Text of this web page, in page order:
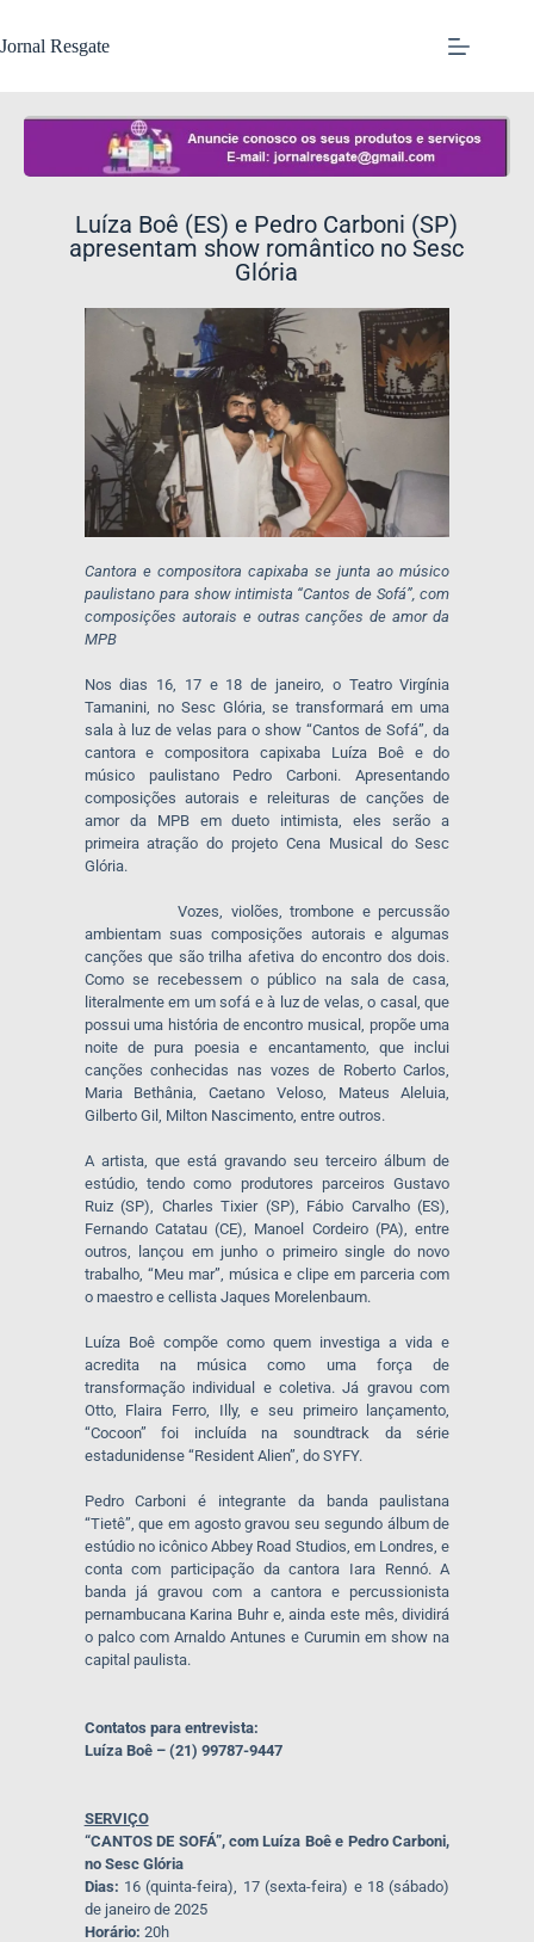
Jornal Resgate
Luíza Boê (ES) e Pedro Carboni (SP)
apresentam show romântico no Sesc
Glória
Cantora e compositora capixaba se junta ao músico
paulistano para show intimista “Cantos de Sofá”, com
composições autorais e outras canções de amor da
MPB
Nos dias 16, 17 e 18 de janeiro, o Teatro Virgínia
Tamanini, no Sesc Glória, se transformará em uma
sala à luz de velas para o show “Cantos de Sofá”, da
cantora e compositora capixaba Luíza Boê e do
músico paulistano Pedro Carboni. Apresentando
composições autorais e releituras de canções de
amor da MPB em dueto intimista, eles serão a
primeira atração do projeto Cena Musical do Sesc
Glória.
Vozes, violões, trombone e percussão
ambientam suas composições autorais e algumas
canções que são trilha afetiva do encontro dos dois.
Como se recebessem o público na sala de casa,
literalmente em um sofá e à luz de velas, o casal, que
possui uma história de encontro musical, propõe uma
noite de pura poesia e encantamento, que inclui
canções conhecidas nas vozes de Roberto Carlos,
Maria Bethânia, Caetano Veloso, Mateus Aleluia,
Gilberto Gil, Milton Nascimento, entre outros.
A artista, que está gravando seu terceiro álbum de
estúdio, tendo como produtores parceiros Gustavo
Ruiz (SP), Charles Tixier (SP), Fábio Carvalho (ES),
Fernando Catatau (CE), Manoel Cordeiro (PA), entre
outros, lançou em junho o primeiro single do novo
trabalho, “Meu mar”, música e clipe em parceria com
o maestro e cellista Jaques Morelenbaum.
Luíza Boê compõe como quem investiga a vida e
acredita na música como uma força de
transformação individual e coletiva. Já gravou com
Otto, Flaira Ferro, Illy, e seu primeiro lançamento,
“Cocoon” foi incluída na soundtrack da série
estadunidense “Resident Alien”, do SYFY.
Pedro Carboni é integrante da banda paulistana
“Tietê”, que em agosto gravou seu segundo álbum de
estúdio no icônico Abbey Road Studios, em Londres, e
conta com participação da cantora Iara Rennó. A
banda já gravou com a cantora e percussionista
pernambucana Karina Buhr e, ainda este mês, dividirá
o palco com Arnaldo Antunes e Curumin em show na
capital paulista.
Contatos para entrevista:
Luíza Boê – (21) 99787-9447
SERVIÇO
“CANTOS DE SOFÁ”, com Luíza Boê e Pedro Carboni,
no Sesc Glória
Dias: 16 (quinta-feira), 17 (sexta-feira) e 18 (sábado)
de janeiro de 2025
Horário: 20h